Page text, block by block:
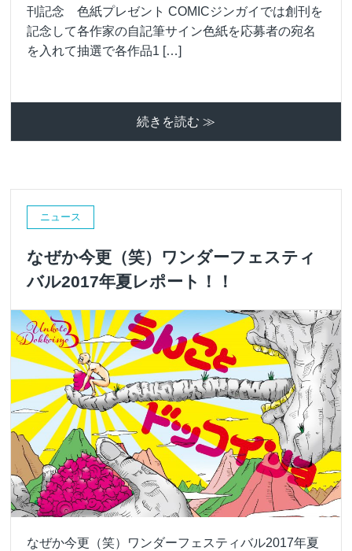
刊記念 色紙プレゼント COMICジンガイでは創刊を
記念して各作家の自記筆サイン色紙を応募者の宛名
を入れて抽選で各作品1 […]
続きを読む ≫
ニュース
なぜか今更（笑）ワンダーフェスティ
バル2017年夏レポート！！
なぜか今更（笑）ワンダーフェスティバル2017年夏